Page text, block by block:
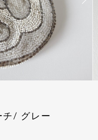
チ/ グレー